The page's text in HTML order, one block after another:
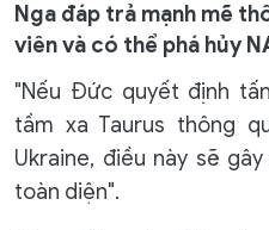
Nga đáp trả mạnh mẽ
viên và có thể phá hủy
"Nếu Đức quyết định
tầm xa Taurus thông
Ukraine, điều này sẽ
toàn diện".